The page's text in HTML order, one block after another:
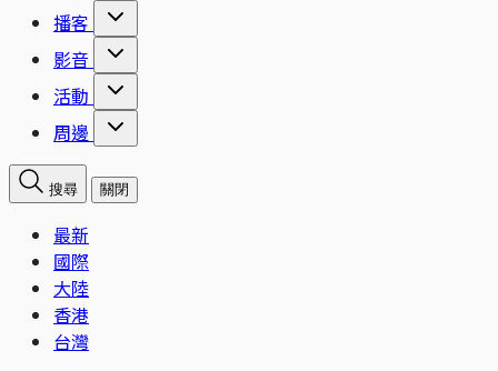
播客
影音
活動
周邊
搜尋 關閉
最新
國際
大陸
香港
台灣